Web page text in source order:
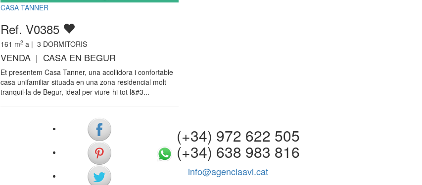
CASA TANNER
Ref. V0385
161 m2 a | 3 DORMITORIS
VENDA | CASA EN BEGUR
Et presentem Casa Tanner, una acollidora i confortable
casa unifamiliar situada en una zona residencial molt
tranquil·la de Begur, ideal per viure-hi tot l&#3...
(+34) 972 622 505
(+34) 638 983 816
info@agenciaavi.cat